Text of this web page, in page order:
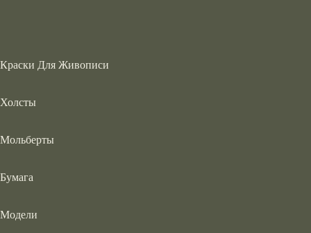
Краски Для Живописи
Холсты
Мольберты
Бумага
Модели